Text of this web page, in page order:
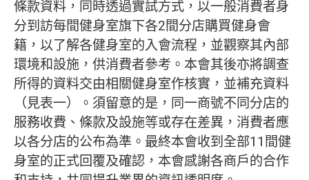
條款資料，同時透過實試方式，以一般消費者身
分到訪每間健身室旗下各2間分店購買健身會
籍，以了解各健身室的入會流程，並觀察其內部
環境和設施，供消費者參考。本會其後亦將調查
所得的資料交由相關健身室作核實，並補充資料
（見表一）。須留意的是，同一商號不同分店的
服務收費、條款及設施等或存在差異，消費者應
以各分店的公布為準。最終本會收到全部11間健
身室的正式回覆及確認，本會感謝各商戶的合作